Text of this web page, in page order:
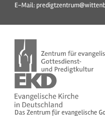
E-Mail:
Das Zentrum für evangelische